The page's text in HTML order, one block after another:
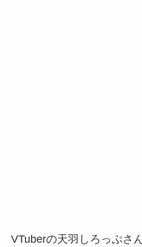
VTuberの天羽しろっぷさ